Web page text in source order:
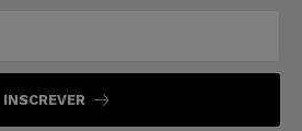
INSCREVER